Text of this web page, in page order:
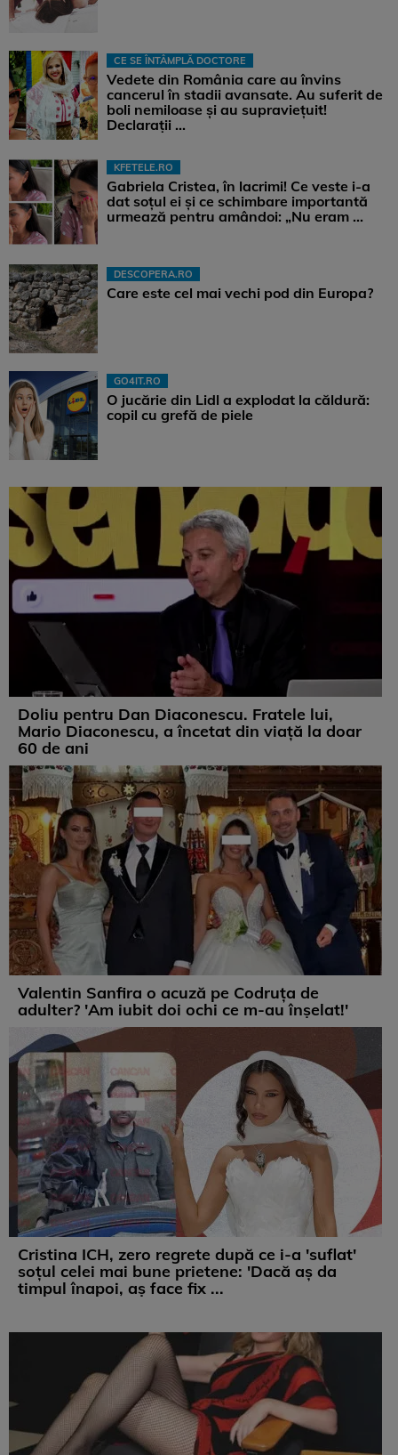
CE SE ÎNTÂMPLĂ DOCTORE
Vedete din România care au învins
cancerul în stadii avansate. Au suferit de
boli nemiloase şi au supravieţuit!
Declarații ...
KFETELE.RO
Gabriela Cristea, în lacrimi! Ce veste i-a
dat soțul ei și ce schimbare importantă
urmează pentru amândoi: „Nu eram ...
DESCOPERA.RO
Care este cel mai vechi pod din Europa?
GO4IT.RO
O jucărie din Lidl a explodat la căldură:
copil cu grefă de piele
Doliu pentru Dan Diaconescu. Fratele lui,
Mario Diaconescu, a încetat din viață la doar
60 de ani
Valentin Sanfira o acuză pe Codruța de
adulter? 'Am iubit doi ochi ce m-au înșelat!'
Cristina ICH, zero regrete după ce i-a 'suflat'
soțul celei mai bune prietene: 'Dacă aș da
timpul înapoi, aș face fix ...